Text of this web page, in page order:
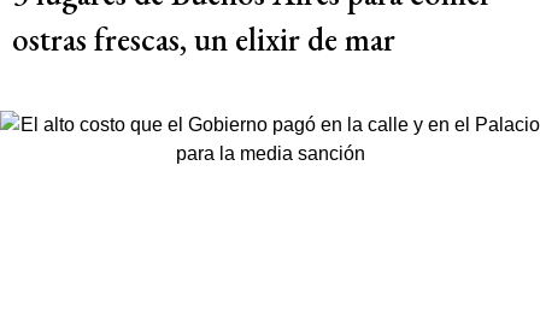
ostras frescas, un elixir de mar